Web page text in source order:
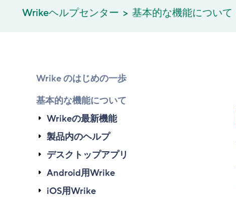
Wrikeヘルプセンター 基本的な機能について
Wrike のはじめの一歩
基本的な機能について
Wrikeの最新機能
製品内のヘルプ
デスクトップアプリ
Android用Wrike
iOS用Wrike